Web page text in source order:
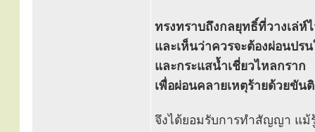
ทรงทราบถึงกลยุทธิ์ที่วางเล่ห์
และเห็นว่าควรจะต้องผ่อนป
และกระแสน้ำเชี่ยวไหลกราก
เพื่อผ่อนคลายเหตุร้ายด้วยขัน
จึงได้ยอมรับการทำสัญญา แม้